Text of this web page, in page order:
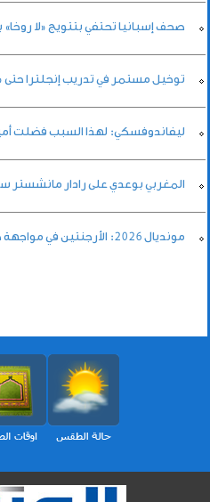
صحف إسبانيا تحتفي بتتويج «لا روخا»
توخيل مستمر في تدريب إنجلترا حتى «يورو
ليفاندوفسكي: لهذا السبب فضلت
المغربي بوعدي على رادار مانشستر
مونديال 2026: الأرجنتين في مواجهة صعبة أمام إنجلترا لبلوغ النهائي